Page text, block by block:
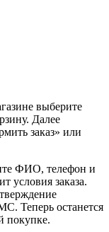
выберите
Далее
заказ» или
ФИО, телефон и
условия заказа.
Теперь останется
покупке.